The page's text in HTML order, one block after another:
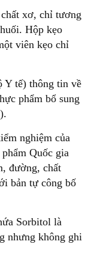
xơ, chỉ tương
Hộp kẹo
viên kẹo chỉ
Y tế) thông tin về
phẩm bổ sung
nghiệm của
Quốc gia
đường, chất
bản tự công bố
Sorbitol là
nhưng không ghi